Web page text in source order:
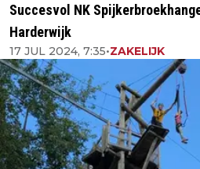
Succesvol NK
Harderwijk
17 JUL 2024, 7:35•ZAKELIJK